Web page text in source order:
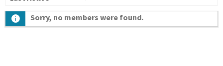
Sorry, no members were found.